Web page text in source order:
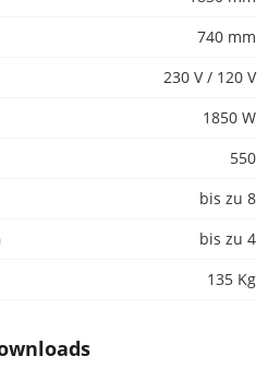
740 mm
230 V / 120 V
1850 W
550
bis zu 8
bis zu 4
135 Kg